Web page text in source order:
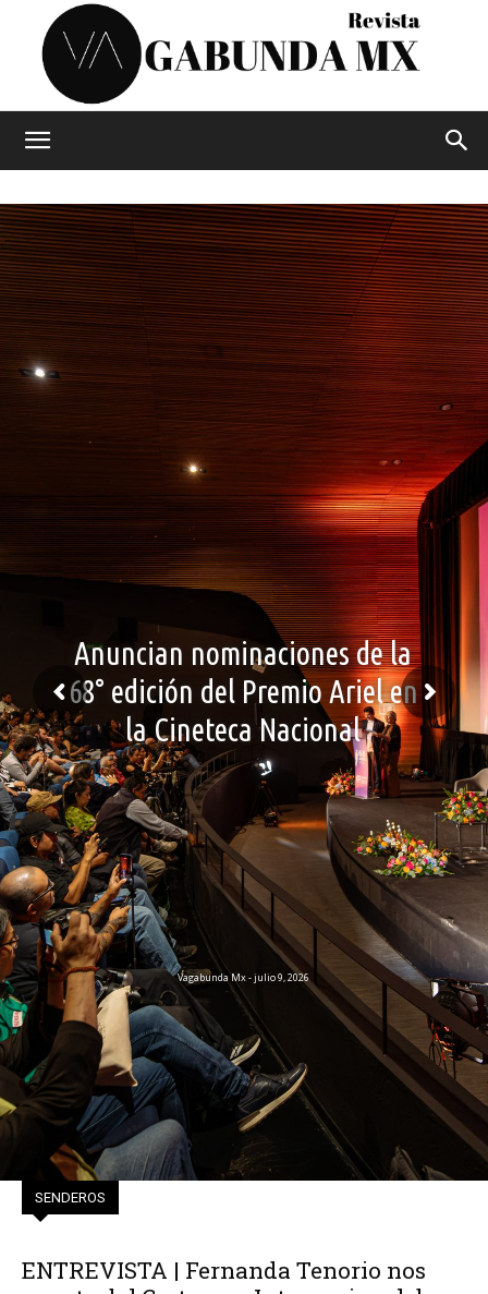
Mx
Anuncian nominaciones de la
68° edición del Premio Ariel en
la Cineteca Nacional
Vagabunda Mx - julio 9, 2026
SENDEROS
ENTREVISTA | Fernanda Tenorio nos